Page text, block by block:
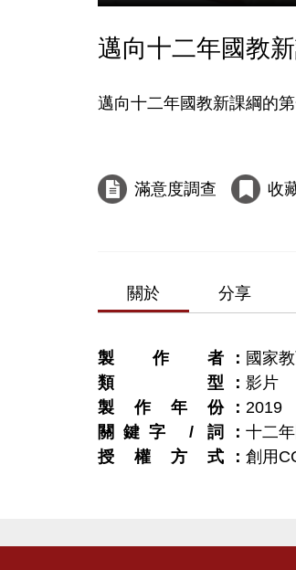
邁向十二年國教
邁向十二年國教新課綱的
滿意度調查 收
關於 分享
製作者
國家
類型
影片
製作年份
2019
關鍵字 / 詞
十二
授權方式
創用